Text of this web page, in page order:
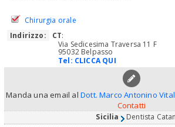
Chirurgia orale
Indirizzo:
CT:
Via Sedicesima Traversa 11 F
95032 Belpasso
Tel: CLICCA QUI
Manda una email al Dott. Marco Antonino
Contatti
Sicilia Dentista